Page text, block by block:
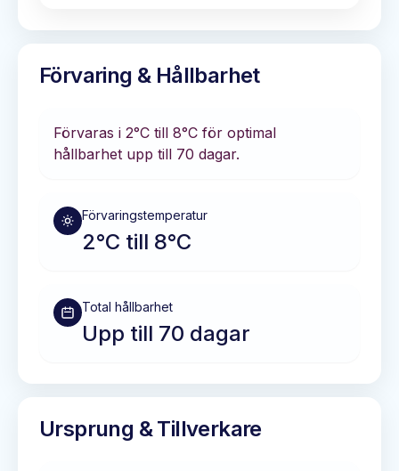
Förvaring & Hållbarhet
Förvaras i 2°C till 8°C för optimal
hållbarhet upp till 70 dagar.
Förvaringstemperatur
2°C till 8°C
Total hållbarhet
Upp till 70 dagar
Ursprung & Tillverkare